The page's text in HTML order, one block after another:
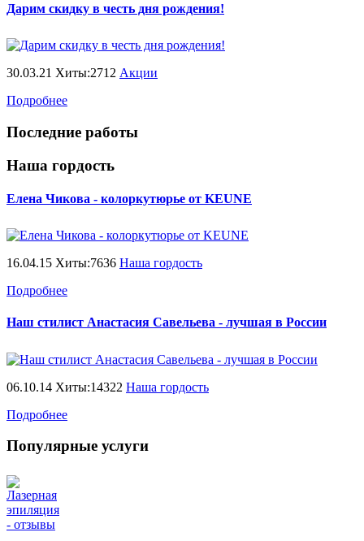
Дарим скидку в честь дня рождения!
30.03.21 Хиты:2712 Акции
Подробнее
Последние работы
Наша гордость
Елена Чикова - колоркутюрье от KEUNE
16.04.15 Хиты:7636 Наша гордость
Подробнее
Наш стилист Анастасия Савельева - лучшая в России
06.10.14 Хиты:14322 Наша гордость
Подробнее
Популярные услуги